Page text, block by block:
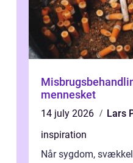
mennesket
14 july 2026
Lars
inspiration
Når sygdom,